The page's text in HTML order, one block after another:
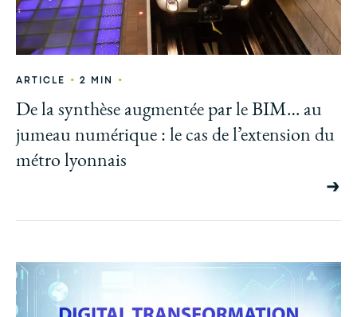
ARTICLE • 2 MIN •
De la synthèse augmentée par le BIM… au
jumeau numérique : le cas de l’extension du
métro lyonnais